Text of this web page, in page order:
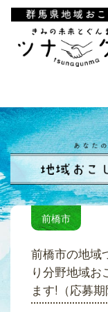
前橋市
前橋市の地域
り分野地域お
ます!（応募期